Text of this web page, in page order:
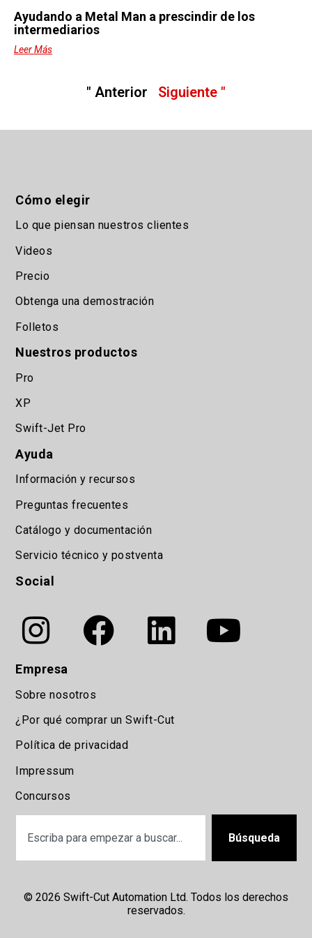
Ayudando a Metal Man a prescindir de los
intermediarios
Leer Más
" Anterior Siguiente "
Cómo elegir
Lo que piensan nuestros clientes
Videos
Precio
Obtenga una demostración
Folletos
Nuestros productos
Pro
XP
Swift-Jet Pro
Ayuda
Información y recursos
Preguntas frecuentes
Catálogo y documentación
Servicio técnico y postventa
Social
Empresa
Sobre nosotros
¿Por qué comprar un Swift-Cut
Política de privacidad
Impressum
Concursos
Búsqueda
© 2026 Swift-Cut Automation Ltd. Todos los derechos
reservados.